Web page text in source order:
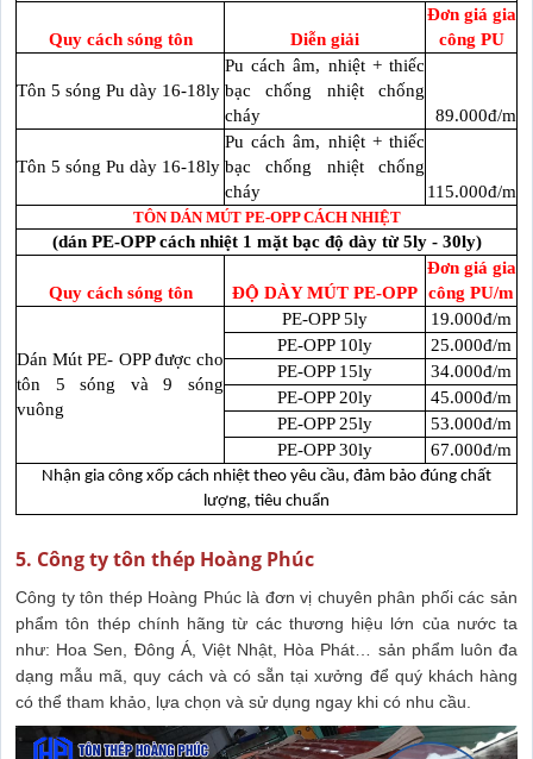
Quy cách sóng tôn Diễn giải
Đơn giá gia
công PU
Tôn 5 sóng Pu dày 16-18ly
Pu cách âm, nhiệt + thiếc
bạc chống nhiệt chống
cháy
89.000đ/m
Tôn 5 sóng Pu dày 16-18ly
Pu cách âm, nhiệt + thiếc
bạc chống nhiệt chống
cháy
115.000đ/m
TÔN DÁN MÚT PE-OPP CÁCH NHIỆT
(dán PE-OPP cách nhiệt 1 mặt bạc độ dày từ 5ly - 30ly)
Quy cách sóng tôn ĐỘ DÀY MÚT PE-OPP
Đơn giá gia
công PU/m
Dán Mút PE- OPP được cho
tôn 5 sóng và 9 sóng
vuông
PE-OPP 5ly
19.000đ/m
PE-OPP 10ly
25.000đ/m
PE-OPP 15ly
34.000đ/m
PE-OPP 20ly
45.000đ/m
PE-OPP 25ly
53.000đ/m
PE-OPP 30ly
67.000đ/m
Nhận gia công xốp cách nhiệt theo yêu cầu, đảm bảo đúng chất
lượng, tiêu chuẩn
5. Công ty tôn thép Hoàng Phúc
Công ty tôn thép Hoàng Phúc là đơn vị chuyên phân phối các sản
phẩm tôn thép chính hãng từ các thương hiệu lớn của nước ta
như: Hoa Sen, Đông Á, Việt Nhật, Hòa Phát… sản phẩm luôn đa
dạng mẫu mã, quy cách và có sẵn tại xưởng để quý khách hàng
có thể tham khảo, lựa chọn và sử dụng ngay khi có nhu cầu.